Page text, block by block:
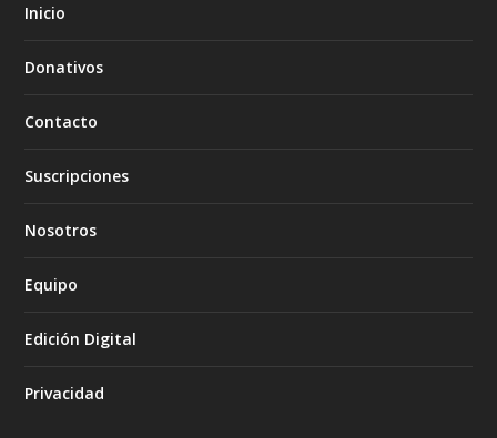
Inicio
Donativos
Contacto
Suscripciones
Nosotros
Equipo
Edición Digital
Privacidad